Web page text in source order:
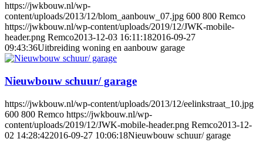
https://jwkbouw.nl/wp-
content/uploads/2013/12/blom_aanbouw_07.jpg 600 800 Remco
https://jwkbouw.nl/wp-content/uploads/2019/12/JWK-mobile-
header.png Remco2013-12-03 16:11:182016-09-27
09:43:36Uitbreiding woning en aanbouw garage
Nieuwbouw schuur/ garage
https://jwkbouw.nl/wp-content/uploads/2013/12/eelinkstraat_10.jpg
600 800 Remco https://jwkbouw.nl/wp-
content/uploads/2019/12/JWK-mobile-header.png Remco2013-12-
02 14:28:422016-09-27 10:06:18Nieuwbouw schuur/ garage